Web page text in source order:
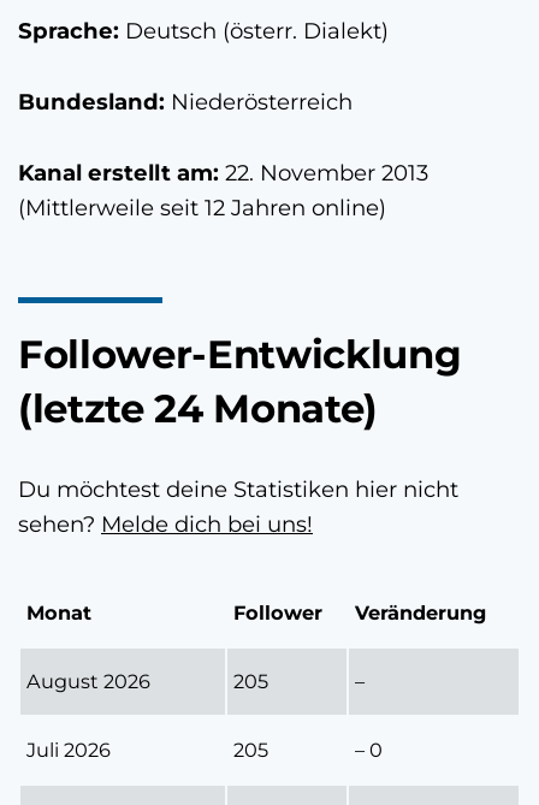
Sprache: Deutsch (österr. Dialekt)
Bundesland: Niederösterreich
Kanal erstellt am: 22. November 2013
(Mittlerweile seit 12 Jahren online)
Follower-Entwicklung
(letzte 24 Monate)
Du möchtest deine Statistiken hier nicht
sehen? Melde dich bei uns!
Monat Follower Veränderung
August 2026 205 –
Juli 2026 205 – 0